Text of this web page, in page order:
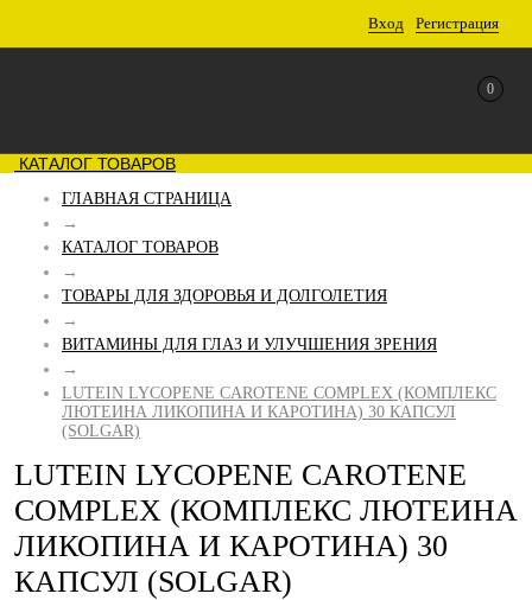
Вход Регистрация
0
КАТАЛОГ ТОВАРОВ
ГЛАВНАЯ СТРАНИЦА
→
КАТАЛОГ ТОВАРОВ
→
ТОВАРЫ ДЛЯ ЗДОРОВЬЯ И ДОЛГОЛЕТИЯ
→
ВИТАМИНЫ ДЛЯ ГЛАЗ И УЛУЧШЕНИЯ ЗРЕНИЯ
→
LUTEIN LYCOPENE CAROTENE COMPLEX (КОМПЛЕКС
ЛЮТЕИНА ЛИКОПИНА И КАРОТИНА) 30 КАПСУЛ
(SOLGAR)
LUTEIN LYCOPENE CAROTENE
COMPLEX (КОМПЛЕКС ЛЮТЕИНА
ЛИКОПИНА И КАРОТИНА) 30
КАПСУЛ (SOLGAR)